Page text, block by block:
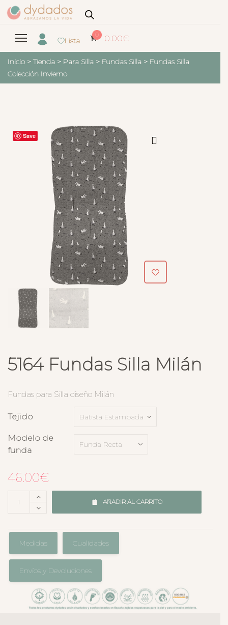
Lista
0 0.00€
Inicio > Tienda > Para Silla > Fundas Silla > Fundas Silla
Colección Invierno
Save
5164 Fundas Silla Milán
Fundas para Silla diseño Milán
Tejido
Modelo de
funda
46.00€
AÑADIR AL CARRITO
Medidas Cualidades
Envíos y Devoluciones